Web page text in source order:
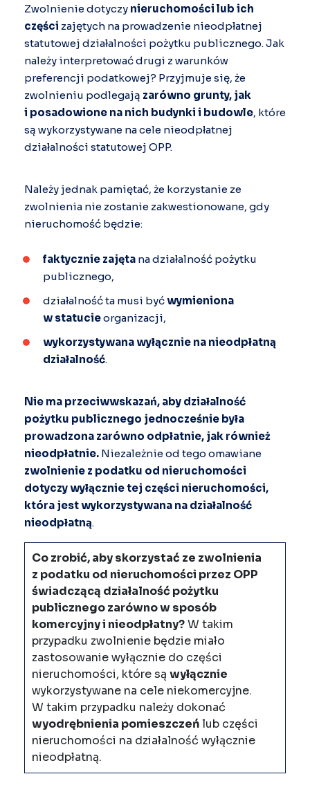
Zwolnienie dotyczy nieruchomości lub ich
części zajętych na prowadzenie nieodpłatnej
statutowej działalności pożytku publicznego. Jak
należy interpretować drugi z warunków
preferencji podatkowej? Przyjmuje się, że
zwolnieniu podlegają zarówno grunty, jak
i posadowione na nich budynki i budowle, które
są wykorzystywane na cele nieodpłatnej
działalności statutowej OPP.
Należy jednak pamiętać, że korzystanie ze
zwolnienia nie zostanie zakwestionowane, gdy
nieruchomość będzie:
faktycznie zajęta na działalność pożytku
publicznego,
działalność ta musi byćwymieniona
w statucieorganizacji,
wykorzystywanawyłącznie na nieodpłatną
działalność.
Nie ma przeciwwskazań, aby działalność
pożytku publicznego jednocześnie była
prowadzona zarówno odpłatnie, jak również
nieodpłatnie. Niezależnie od tego omawiane
zwolnienie z podatku od nieruchomości
dotyczy wyłącznie tej części nieruchomości,
która jest wykorzystywana na działalność
nieodpłatną.
Co zrobić, aby skorzystać ze zwolnienia
z podatku od nieruchomości przez OPP
świadczącą działalność pożytku
publicznego zarówno w sposób
komercyjny i nieodpłatny?W takim
przypadku zwolnienie będzie miało
zastosowanie wyłącznie do części
nieruchomości, które są wyłącznie
wykorzystywane na cele niekomercyjne.
W takim przypadku należy dokonać
wyodrębnienia pomieszczeńlub części
nieruchomości na działalność wyłącznie
nieodpłatną.